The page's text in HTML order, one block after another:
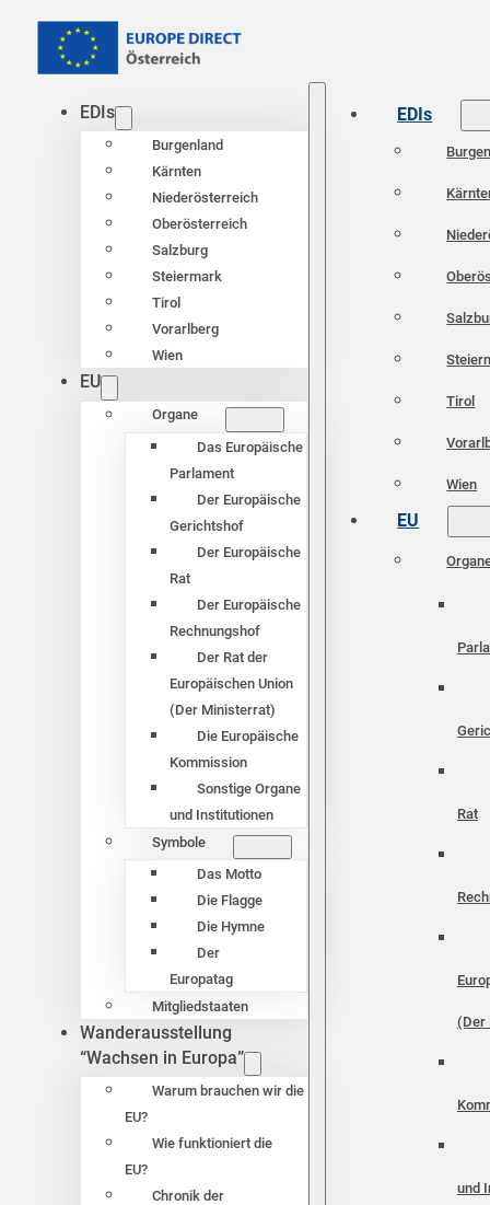
EDIs
Burgenland
Kärnten
Niederösterreich
Oberösterreich
Salzburg
Steiermark
Tirol
Vorarlberg
Wien
EU
Organe
Das Europäische
Parlament
Der Europäische
Gerichtshof
Der Europäische
Rat
Der Europäische
Rechnungshof
Der Rat der
Europäischen Union
(Der Ministerrat)
Die Europäische
Kommission
Sonstige Organe
und Institutionen
Symbole
Das Motto
Die Flagge
Die Hymne
Der
Europatag
Mitgliedstaaten
Wanderausstellung
“Wachsen in Europa”
Warum brauchen wir die
EU?
Wie funktioniert die
EU?
Chronik der
EDIs
Tirol
Wien
EU
Rat
(Der
und